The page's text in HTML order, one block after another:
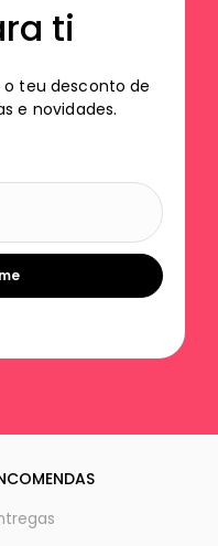
ti
teu desconto de
e novidades.